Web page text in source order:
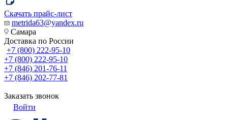
Скачать прайс-лист
metrida63@yandex.ru
Самара
Доставка по России
+7 (800) 222-95-10
+7 (800) 222-95-10
+7 (846) 201-76-11
+7 (846) 202-77-81
Заказать звонок
Войти